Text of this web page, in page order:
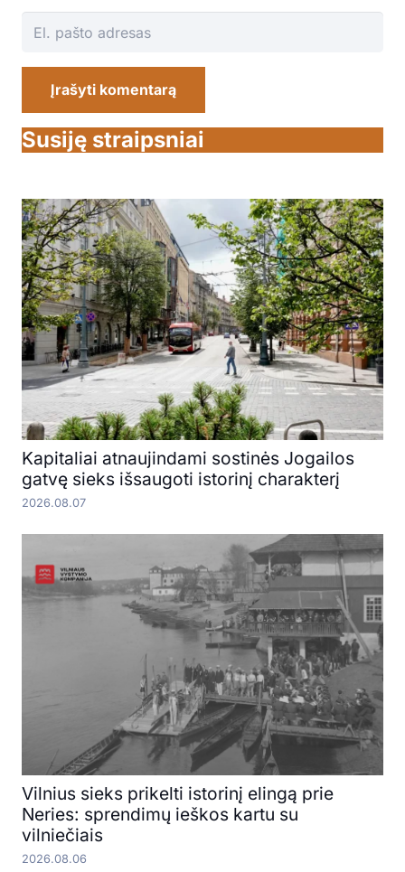
Įrašyti komentarą
Susiję straipsniai
Kapitaliai atnaujindami sostinės Jogailos
gatvę sieks išsaugoti istorinį charakterį
2026.08.07
Vilnius sieks prikelti istorinį elingą prie
Neries: sprendimų ieškos kartu su
vilniečiais
2026.08.06